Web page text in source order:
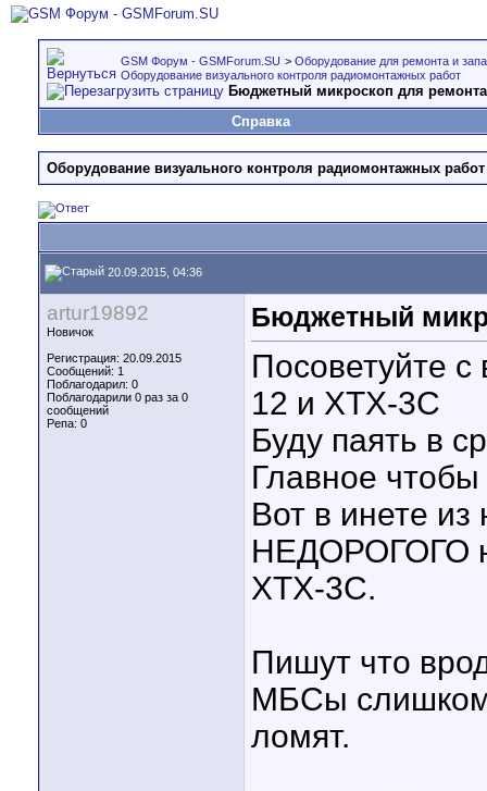
GSM Форум - GSMForum.SU > Оборудование для ремонта и
Оборудование визуального контроля радиомонтажных работ
Бюджетный микроскоп для
Справка
Оборудование визуального контроля радиомонтажных работ
20.09.2015, 04:36
artur19892
Новичок
Регистрация: 20.09.2015
Сообщений: 1
Поблагодарил: 0
Поблагодарили 0 раз за 0
сообщений
Репа: 0
Бюджетный
Посоветуйте
12 и XTX-3C
Буду паять в
Главное чтобы
Вот в инете из
НЕДОРОГОГО
XTX-3C.
Пишут что
МБСы слишком
ломят.